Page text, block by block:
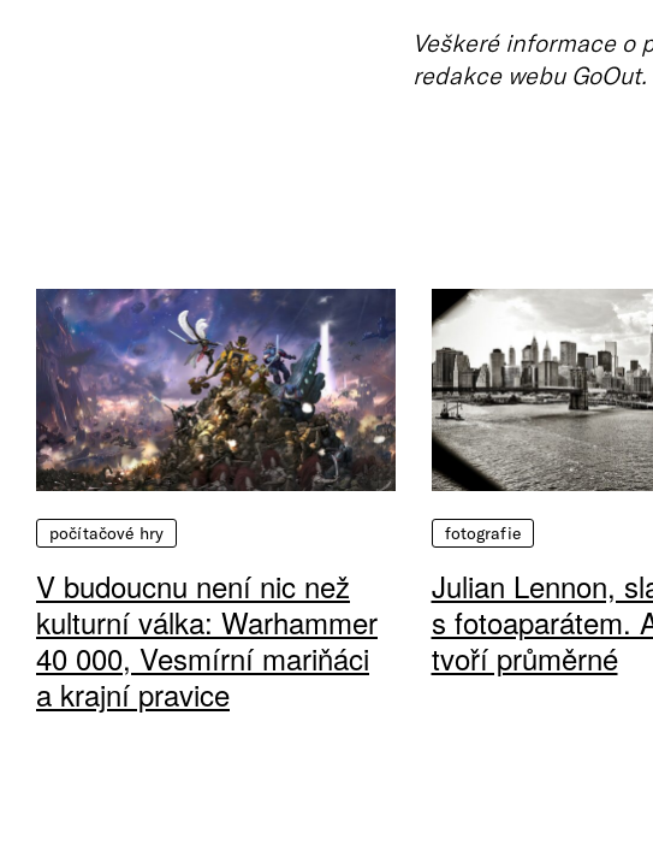
Veškeré informace o
redakce webu GoOut.
počítačové hry
V budoucnu není nic než
kulturní válka: Warhammer
40 000, Vesmírní mariňáci
a krajní pravice
fotografie
Julian Lennon,
s fotoaparátem.
tvoří průměrné